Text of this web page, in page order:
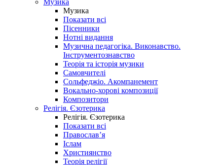
Музика
Музика
Показати всі
Пісенники
Нотні видання
Музична педагогіка. Виконавство.
Інструментознавство
Теорія та історія музики
Самовчителі
Сольфеджіо. Акомпанемент
Вокально-хорові композиції
Композитори
Релігія. Єзотерика
Релігія. Єзотерика
Показати всі
Православ’я
Іслам
Християнство
Теорія релігії